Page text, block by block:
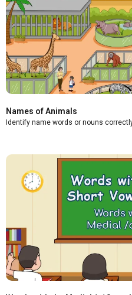
Names of Animals
Identify name words or nouns